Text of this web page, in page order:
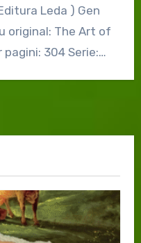
Leda ) Gen
original: The Art of
pagini: 304 Serie:…